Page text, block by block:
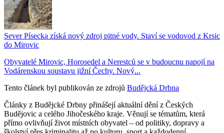
Sever Písecka získá nový zdroj pitné vody. Staví se vodovod z Krsic
do Mirovic
Obyvatelé Mirovic, Horosedel a Nerestců se v budoucnu napojí na
Vodárenskou soustavu jižní Čechy. Nový...
Tento článek byl publikován ze zdrojů Budějcká Drbna
Články z Budějcké Drbny přinášejí aktuální dění z Českých
Budějovic a celého Jihočeského kraje. Věnují se tématům, která
přímo ovlivňují život místních obyvatel – od politiky, dopravy a